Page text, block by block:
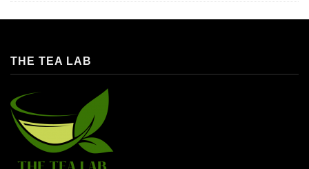
THE TEA LAB